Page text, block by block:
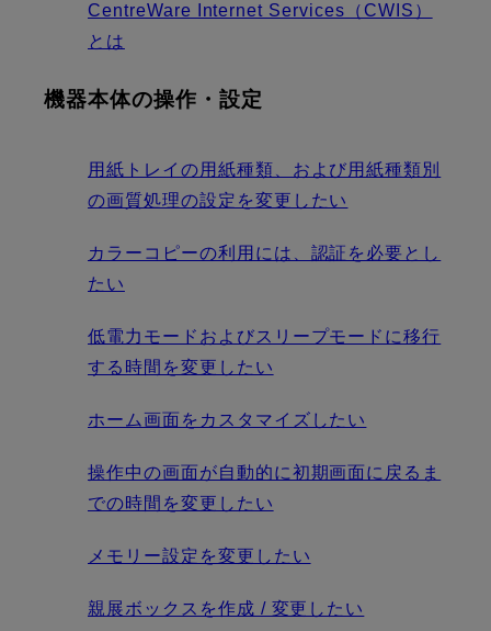
CentreWare Internet Services（CWIS）
とは
機器本体の操作・設定
用紙トレイの用紙種類、および用紙種類別
の画質処理の設定を変更したい
カラーコピーの利用には、認証を必要とし
たい
低電力モードおよびスリープモードに移行
する時間を変更したい
ホーム画面をカスタマイズしたい
操作中の画面が自動的に初期画面に戻るま
での時間を変更したい
メモリー設定を変更したい
親展ボックスを作成 / 変更したい